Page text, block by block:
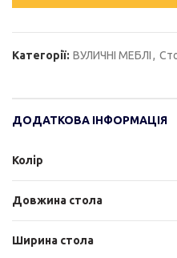
Категорії: ВУЛИЧНІ МЕБЛІ,
ДОДАТКОВА ІНФОРМАЦІЯ
Колір
Довжина стола
Ширина стола